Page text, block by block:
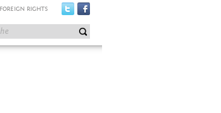
FOREIGN RIGHTS